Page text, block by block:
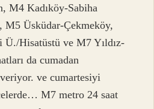
M4 Kadıköy-Sabiha
M5 Üsküdar-Çekmeköy,
Hisatüstü ve M7 Yıldız-
da cumadan
ve cumartesiyi
M7 metro 24 saat